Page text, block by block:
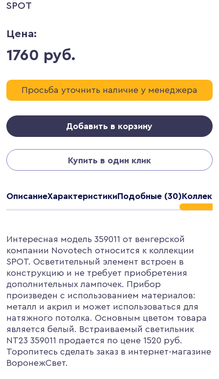
SPOT
Цена:
1760 руб.
Просьба уточнить наличие у менеджера
Добавить в корзину
Купить в один клик
ОписаниеХарактеристикиПодобные (30)
Интересная модель 359011 от венгерской
компании Novotech относится к коллекции
SPOT. Осветительный элемент встроен в
конструкцию и не требует приобретения
дополнительных лампочек. Прибор
произведен с использованием материалов:
металл и акрил и может использоваться для
натяжного потолка. Основным цветом товара
является белый. Встраиваемый светильник
NT23 359011 продается по цене 1520 руб.
Торопитесь сделать заказ в интернет-магазине
ВоронежСвет.